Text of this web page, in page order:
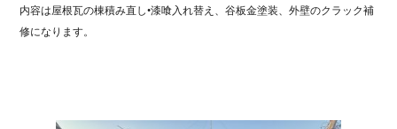
内容は屋根瓦の棟積み直し•漆喰入れ替え、谷板金塗装、外壁のクラック補
修になります。